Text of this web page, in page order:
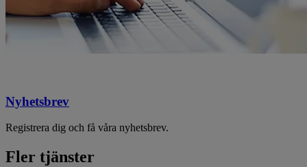
Nyhetsbrev
Registrera dig och få våra nyhetsbrev.
Fler tjänster